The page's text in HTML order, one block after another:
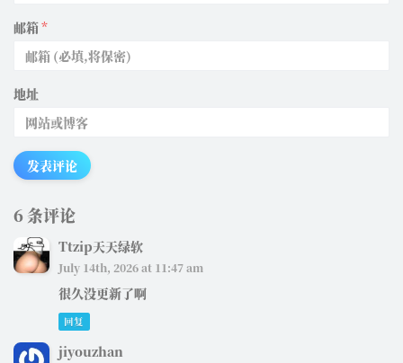
邮箱*
地址
发表评论
6 条评论
Ttzip天天绿软
July 14th, 2026 at 11:47 am
很久没更新了啊
回复
jiyouzhan